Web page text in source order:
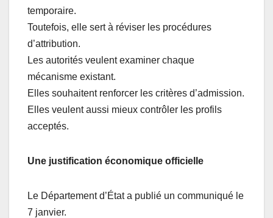
temporaire.
Toutefois, elle sert à réviser les procédures
d’attribution.
Les autorités veulent examiner chaque
mécanisme existant.
Elles souhaitent renforcer les critères d’admission.
Elles veulent aussi mieux contrôler les profils
acceptés.
Une justification économique officielle
Le Département d’État a publié un communiqué le
7 janvier.